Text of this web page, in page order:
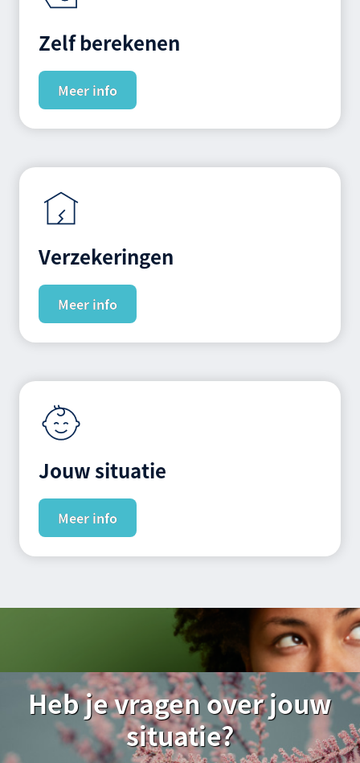
Zelf berekenen
Meer info
Verzekeringen
Meer info
Jouw situatie
Meer info
Heb je vragen over jouw
situatie?